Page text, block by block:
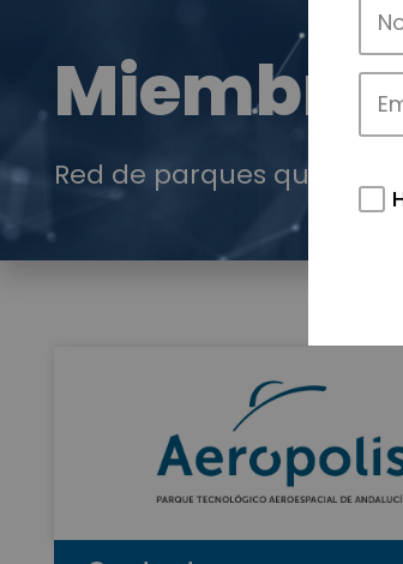
Red de parques que